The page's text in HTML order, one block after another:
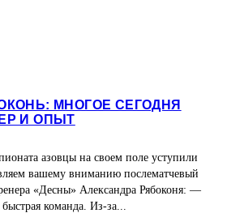
МНОГОЕ СЕГОДНЯ
И ОПЫТ
азовцы на своем поле уступили
вашему вниманию послематчевый
«Десны» Александра Рябоконя: —
команда. Из-за...